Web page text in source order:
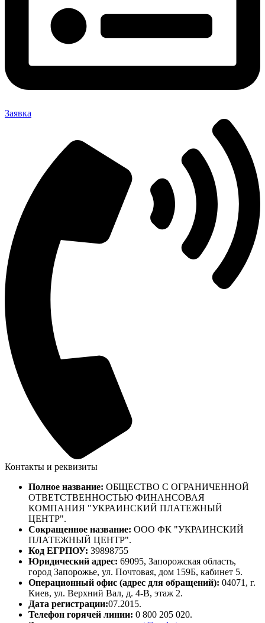
Заявка
Контакты и реквизиты
Полное название: ОБЩЕСТВО С ОГРАНИЧЕННОЙ
ОТВЕТСТВЕННОСТЬЮ ФИНАНСОВАЯ
КОМПАНИЯ "УКРАИНСКИЙ ПЛАТЕЖНЫЙ
ЦЕНТР".
Сокращенное название: ООО ФК "УКРАИНСКИЙ
ПЛАТЕЖНЫЙ ЦЕНТР".
Код ЕГРПОУ: 39898755
Юридический адрес: 69095, Запорожская область,
город Запорожье, ул. Почтовая, дом 159Б, кабинет 5.
Операционный офис (адрес для обращений): 04071, г.
Киев, ул. Верхний Вал, д. 4-В, этаж 2.
Дата регистрации:07.2015.
Телефон горячей линии: 0 800 205 020.